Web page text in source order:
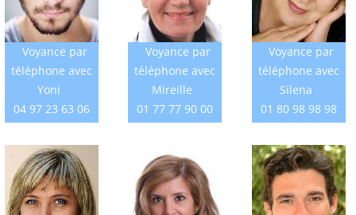
Voyance par
téléphone avec
Yoni
04 97 23 63 06
Voyance par
téléphone avec
Mireille
01 77 77 90 00
Voyance par
téléphone avec
Silena
01 80 98 98 98